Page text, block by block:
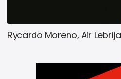
Rycardo Moreno, Air Lebrija